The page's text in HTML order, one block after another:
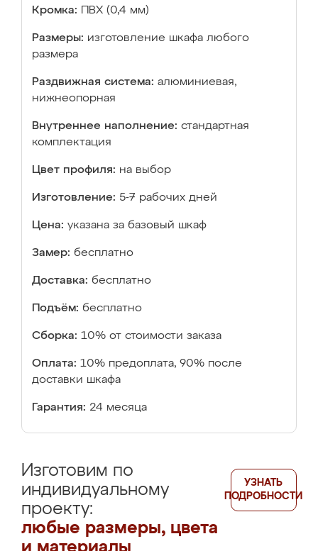
Кромка: ПВХ (0,4 мм)
Размеры: изготовление шкафа любого
размера
Раздвижная система: алюминиевая,
нижнеопорная
Внутреннее наполнение: стандартная
комплектация
Цвет профиля: на выбор
Изготовление: 5-7 рабочих дней
Цена: указана за базовый шкаф
Замер: бесплатно
Доставка: бесплатно
Подъём: бесплатно
Сборка: 10% от стоимости заказа
Оплата: 10% предоплата, 90% после
доставки шкафа
Гарантия: 24 месяца
Изготовим по
индивидуальному
проекту:
любые размеры, цвета
и материалы
УЗНАТЬ
ПОДРОБНОСТИ